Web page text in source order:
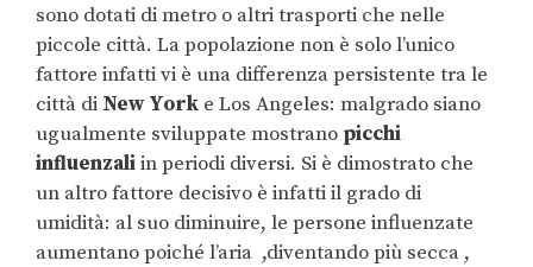
sono dotati di metro o altri trasporti che nelle
piccole città. La popolazione non è solo l’unico
fattore infatti vi è una differenza persistente tra le
città di New York e Los Angeles: malgrado siano
ugualmente sviluppate mostrano picchi
influenzaliin periodi diversi. Si è dimostrato che
un altro fattore decisivo è infatti il grado di
umidità: al suo diminuire, le persone influenzate
aumentano poiché l’aria ,diventando più secca ,